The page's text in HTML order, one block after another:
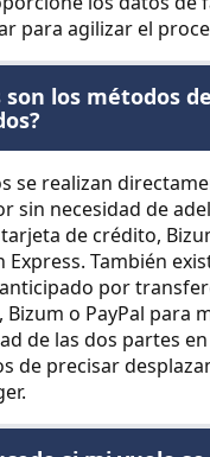
para agilizar el
son los métodos
se realizan
sin necesidad de
de crédito,
Express. También
por
Bizum o PayPal para
de las dos partes
de precisar